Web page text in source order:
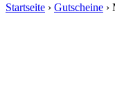
Startseite › Gutscheine ›